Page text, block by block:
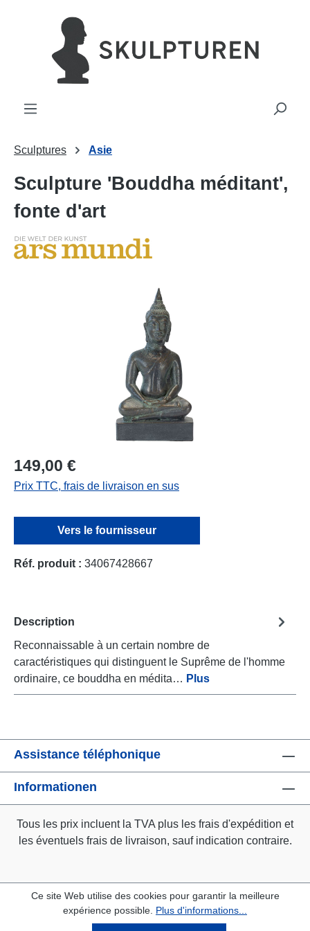
principal
Sculptures Asie
Sculpture 'Bouddha méditant',
fonte d'art
149,00 €
Prix TTC, frais de livraison en sus
Vers le fournisseur
Réf. produit : 34067428667
Description
Reconnaissable à un certain nombre de
caractéristiques qui distinguent le Suprême de l'homme
ordinaire, ce bouddha en médita… Plus
Assistance téléphonique
Informationen
Tous les prix incluent la TVA plus les frais d'expédition et
les éventuels frais de livraison, sauf indication contraire.
Ce site Web utilise des cookies pour garantir la meilleure
expérience possible. Plus d'informations...